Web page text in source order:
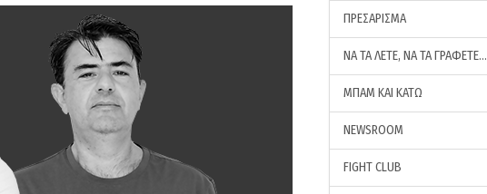
ΠΡΕΣΑΡΙΣΜΑ
ΝΑ ΤΑ ΛΕΤΕ, ΝΑ ΤΑ ΓΡΑΦΕΤΕ…
ΜΠΑΜ ΚΑΙ ΚΑΤΩ
NEWSROOM
FIGHT CLUB